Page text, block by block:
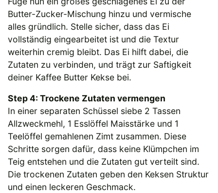
Butter-Zucker-Mischung hinzu und vermische
alles gründlich. Stelle sicher, dass das Ei
vollständig eingearbeitet ist und die Textur
weiterhin cremig bleibt. Das Ei hilft dabei, die
Zutaten zu verbinden, und trägt zur Saftigkeit
deiner Kaffee Butter Kekse bei.
Step 4: Trockene Zutaten vermengen
In einer separaten Schüssel siebe 2 Tassen
Allzweckmehl, 1 Esslöffel Maisstärke und 1
Teelöffel gemahlenen Zimt zusammen. Diese
Schritte sorgen dafür, dass keine Klümpchen im
Teig entstehen und die Zutaten gut verteilt sind.
Die trockenen Zutaten geben den Keksen Struktur
und einen leckeren Geschmack.